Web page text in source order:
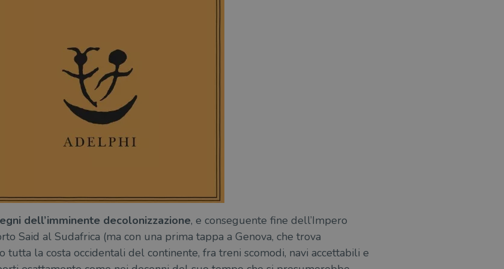
dell’imminente decolonizzazione, e conseguente fine dell’Impero
Said al Sudafrica (ma con una prima tappa a Genova, che trova
la costa occidentali del continente, fra treni scomodi, navi accettabili e